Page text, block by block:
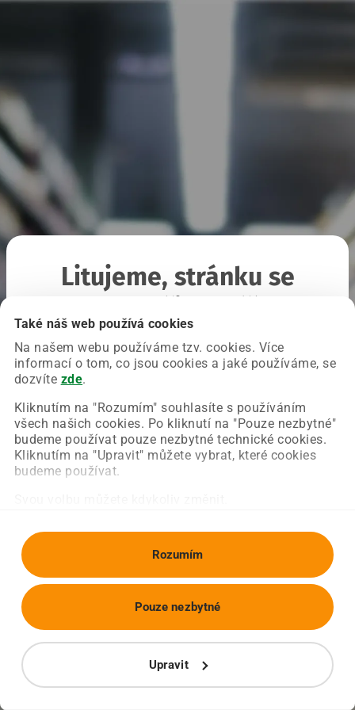
Také náš web používá cookies
Na našem webu používáme tzv. cookies. Více
informací o tom, co jsou cookies a jaké používáme, se
dozvíte zde.
Kliknutím na "Rozumím" souhlasíte s používáním
všech našich cookies. Po kliknutí na "Pouze nezbytné"
budeme používat pouze nezbytné technické cookies.
Kliknutím na "Upravit" můžete vybrat, které cookies
budeme používat.
Rozumím
Upravit
Pouze nezbytné
Litujeme, stránku se
Chyba nastala na naší straně a už ji opravujeme.
Zkuste prosím znovu načíst požadovanou stránku.
Obnovit stránku Úvodní strana